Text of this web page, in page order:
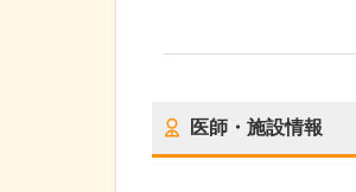
医師・施設情報